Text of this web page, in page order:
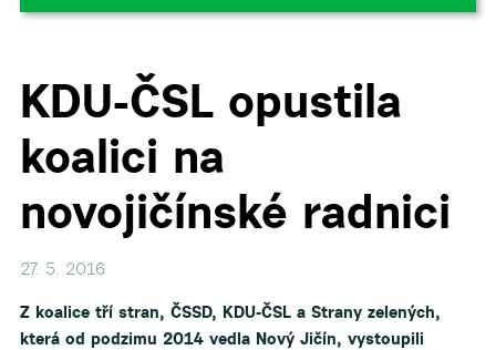
▼
KDU-ČSL opustila
koalici na
novojičínské radnici
27. 5. 2016
Z koalice tří stran, ČSSD, KDU-ČSL a Strany zelených,
která od podzimu 2014 vedla Nový Jičín, vystoupili